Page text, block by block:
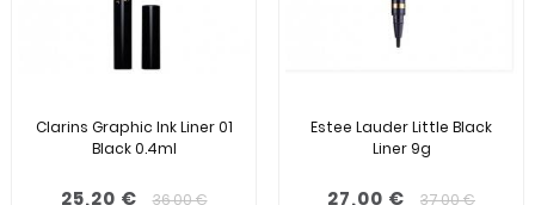
Clarins Graphic Ink Liner 01
Black 0.4ml
25,20 € 36,00 €
Estee Lauder Little Black
Liner 9g
27,00 € 37,00 €